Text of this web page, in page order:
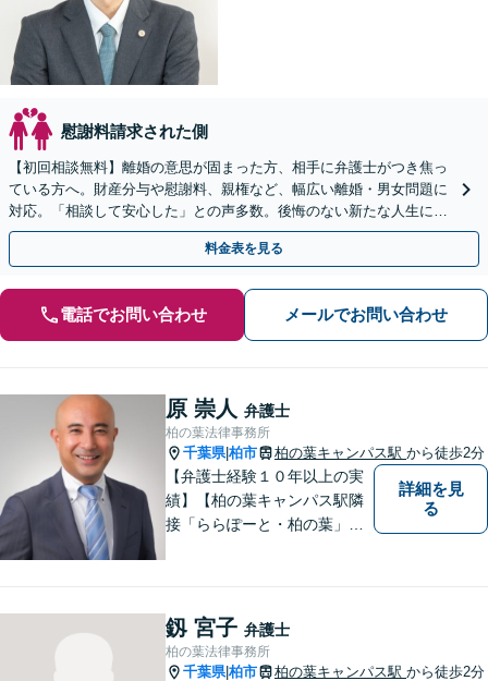
慰謝料請求された側
【初回相談無料】離婚の意思が固まった方、相手に弁護士がつき焦っ
ている方へ。財産分与や慰謝料、親権など、幅広い離婚・男女問題に
対応。「相談して安心した」との声多数。後悔のない新たな人生に向
けて、ご希望をじっくり伺いサポートします。
料金表を見る
電話でお問い合わせ メールでお問い合わせ
原 崇人 弁護士
柏の葉法律事務所
千葉県|柏市 柏の葉キャンパス駅 から徒歩2分
【弁護士経験１０年以上の実
績】【柏の葉キャンパス駅隣
接「ららぽーと・柏の葉」
詳細を見
る
釼 宮子 弁護士
柏の葉法律事務所
千葉県|柏市 柏の葉キャンパス駅 から徒歩2分